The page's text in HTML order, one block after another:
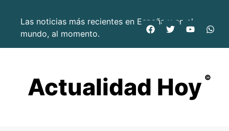
Las noticias más recientes en España y en el
mundo, al momento.
Actualidad Hoy ©